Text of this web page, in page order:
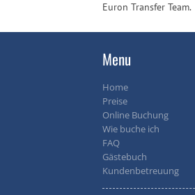
Euron Transfer Team.
Menu
Home
Preise
Online Buchung
Wie buche ich
FAQ
Gästebuch
Kundenbetreuung